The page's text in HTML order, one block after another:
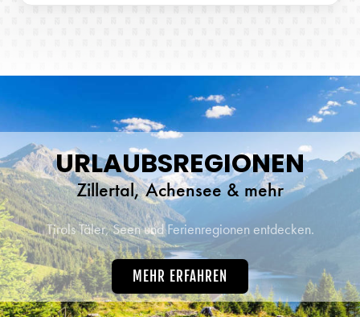
URLAUBSREGIONEN
Zillertal, Achensee & mehr
Tirols Täler, Seen und Ferienregionen entdecken.
MEHR ERFAHREN